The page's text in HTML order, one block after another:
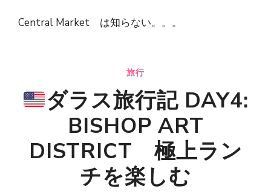
Central Market は知らない。。。
旅行
ダラス旅行記 DAY4:
BISHOP ART
DISTRICT 極上ラン
チを楽しむ